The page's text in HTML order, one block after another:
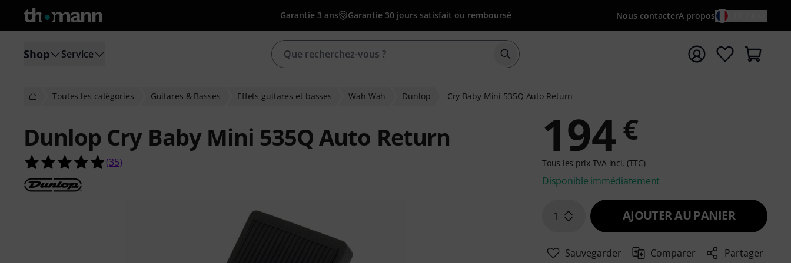
Garantie 3 ans Garantie 30 jours satisfait ou remboursé Nous contacterA propos
Shop Service Démarrer la recherche avec le terme de recherche
Toutes les catégories Guitares & Basses Effets guitares et basses Wah Wah Dunlop Cry Baby Mini 535Q Auto Return
Dunlop Cry Baby Mini 535Q Auto Return
4.9 étoiles sur 5 d'après 35 évaluations clients
(35) 194 €
Tous les prix TVA incl. (TTC)
Disponible immédiatement
1 AJOUTER AU PANIER
Sauvegarder Comparer Partager